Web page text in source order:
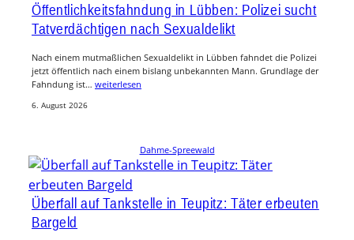
Öffentlichkeitsfahndung in Lübben: Polizei sucht
Tatverdächtigen nach Sexualdelikt
Nach einem mutmaßlichen Sexualdelikt in Lübben fahndet die Polizei
jetzt öffentlich nach einem bislang unbekannten Mann. Grundlage der
Fahndung ist… weiterlesen
6. August 2026
Dahme-Spreewald
Überfall auf Tankstelle in Teupitz: Täter erbeuten
Bargeld